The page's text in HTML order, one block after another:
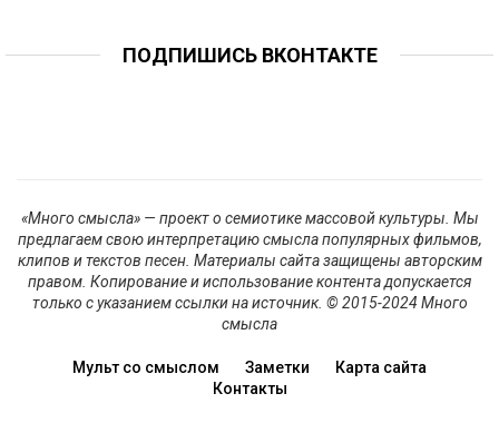
ПОДПИШИСЬ ВКОНТАКТЕ
«Много смысла» — проект о семиотике массовой культуры. Мы
предлагаем свою интерпретацию смысла популярных фильмов,
клипов и текстов песен. Материалы сайта защищены авторским
правом. Копирование и использование контента допускается
только с указанием ссылки на источник. © 2015-2024 Много
смысла
Мульт со смыслом Заметки
Карта сайта
Контакты